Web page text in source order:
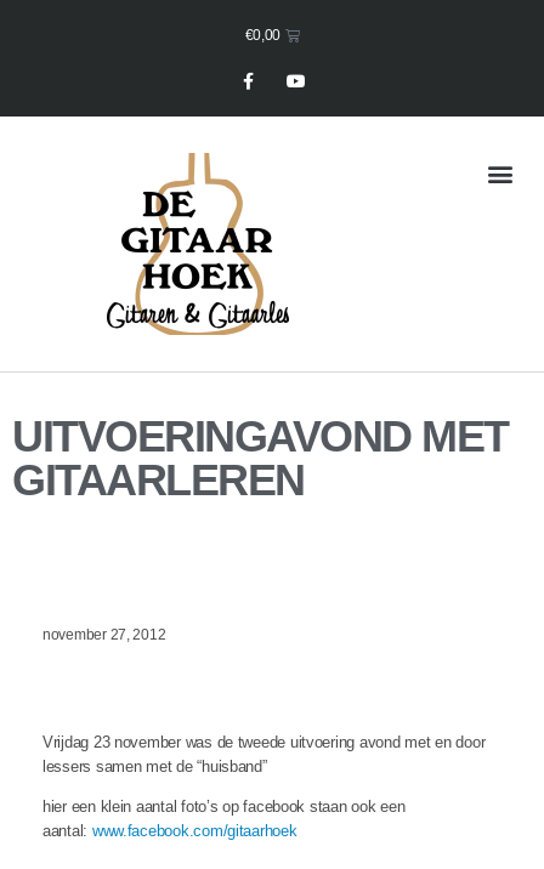
€0,00
UITVOERINGAVOND MET
GITAARLEREN
november 27, 2012
Vrijdag 23 november was de tweede uitvoering avond met en door
lessers samen met de “huisband”
hier een klein aantal foto’s op facebook staan ook een
aantal: www.facebook.com/gitaarhoek